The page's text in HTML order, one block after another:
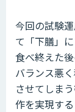
今回の試験
て「下膳」
食べ終えた
バランス悪
させてしま
作を実現す